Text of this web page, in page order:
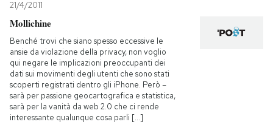
21/4/2011
Mollichine
Benché trovi che siano spesso eccessive le
ansie da violazione della privacy, non voglio
qui negare le implicazioni preoccupanti dei
dati sui movimenti degli utenti che sono stati
scoperti registrati dentro gli iPhone. Però –
sarà per passione geocartografica e statistica,
sarà per la vanità da web 2.0 che ci rende
interessante qualunque cosa parli [...]